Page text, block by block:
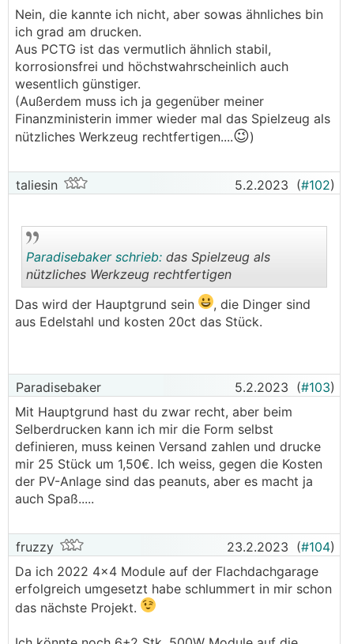
Die Module und der WRsind schon geliefert, aber es
wurden die falschen Dachhaken bestellt und somit
steht die Anlage seit April in der Einfahrt. Im
Nachhinein zum Glück. Bestückt werden 380W-Longi
Module. Extra Kabelmaterial wurde nicht geliefert,
deshalb vermute ich, dass die Module wieder einfach
miteinander verbunden werden. Die Rückseite bietet
es ja fast schon an
DerWR ist ein Symo Gen24 8 und bietet die
Möglichkeit zwei Strings mit 224-800V Spannung
anzuschließen. Der Planauschnitt von oben behält
auch noch nicht alle 27 Module (warum ein Teil
Überarbeitung wurde nicht nachgereicht. Windlast,
Schneelast und Statik hat ein echter Statiker
gerechnet, da das Haus einmal ein Bauernhof war bei
dem im Anschluss die Decke gedämmt und das Dach
neu eingedeckt worden ist. Der Dachstuhl konnte
Nein, die kannte ich nicht, aber sowas ähnliches bin
ich grad am drucken.
Aus PCTG ist das vermutlich ähnlich stabil,
korrosionsfrei und höchstwahrscheinlich auch
wesentlich günstiger.
(Außerdem muss ich ja gegenüber meiner
Finanzministerin immer wieder mal das Spielzeug als
nützliches Werkzeug rechtfertigen....😉)
taliesin 5.2.2023 (#102)
..
Paradisebaker schrieb: das Spielzeug als
nützliches Werkzeug rechtfertigen
Das wird der Hauptgrund sein
, die Dinger sind
aus Edelstahl und kosten 20ct das Stück.
Paradisebaker 5.2.2023 (#103)
Mit Hauptgrund hast du zwar recht, aber beim
Selberdrucken kann ich mir die Form selbst
definieren, muss keinen Versand zahlen und drucke
mir 25 Stück um 1,50€. Ich weiss, gegen die Kosten
der PV-Anlage sind das peanuts, aber es macht ja
auch Spaß.....
fruzzy 23.2.2023 (#104)
Da ich 2022 4x4 Module auf der Flachdachgarage
erfolgreich umgesetzt habe schlummert in mir schon
das nächste Projekt.